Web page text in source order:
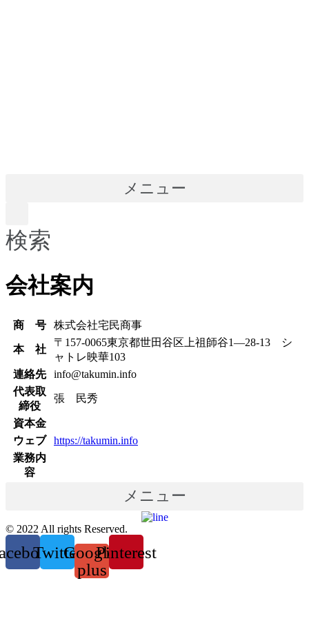
メニュー
検索
会社案内
商 号 株式会社宅民商事
本 社
〒157-0065東京都世田谷区上祖師谷1―28-13 シ
ャトレ映華103
連絡先
info@takumin.info
代表取
締役
張 民秀
資本金
ウェブ
https://takumin.info
業務内
容
メニュー
© 2022 All rights Reserved.
TwitterGoogle-
plus
Pinterest